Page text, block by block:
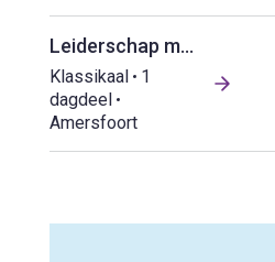
Leiderschap met een staartje: lessen uit het dierenrijk
Klassikaal
1
dagdeel
Amersfoort